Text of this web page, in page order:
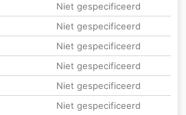
Niet gespecificeerd
Niet gespecificeerd
Niet gespecificeerd
Niet gespecificeerd
Niet gespecificeerd
Niet gespecificeerd